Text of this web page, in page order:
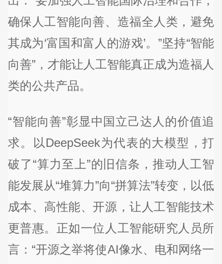
确保人工智能向善、造福全人类，避免
其成为‘富国和富人的游戏’。”坚持“智能
向善”，才能让人工智能真正成为造福人
类的公共产品。
“智能向善”彰显中国立己达人的价值追
求。以DeepSeek为代表的大模型，打
破了“算力至上”的旧信条，推动人工智
能发展从“堆算力”向“拼算法”转变，以低
成本、高性能、开源，让人工智能技术
更普惠。正如一位人工智能研究人员所
言：“开源之举将使AI像水、电和网络一